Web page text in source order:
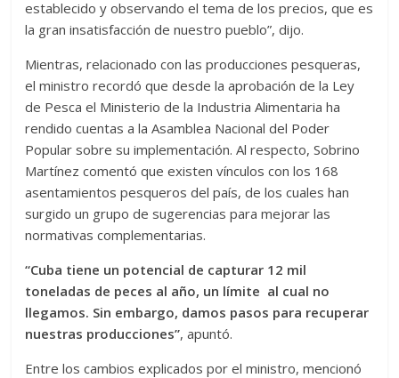
establecido y observando el tema de los precios, que es
la gran insatisfacción de nuestro pueblo”, dijo.
Mientras, relacionado con las producciones pesqueras,
el ministro recordó que desde la aprobación de la Ley
de Pesca el Ministerio de la Industria Alimentaria ha
rendido cuentas a la Asamblea Nacional del Poder
Popular sobre su implementación. Al respecto, Sobrino
Martínez comentó que existen vínculos con los 168
asentamientos pesqueros del país, de los cuales han
surgido un grupo de sugerencias para mejorar las
normativas complementarias.
“Cuba tiene un potencial de capturar 12 mil
toneladas de peces al año, un límite al cual no
llegamos. Sin embargo, damos pasos para recuperar
nuestras producciones”, apuntó.
Entre los cambios explicados por el ministro, mencionó